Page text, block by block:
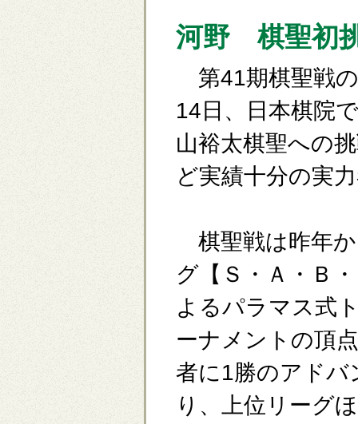
河野 棋聖初
第41期棋聖戦
14日、日本棋院
山裕太棋聖への
ど実績十分の実
棋聖戦は昨年
グ【Ｓ・Ａ・Ｂ
よるパラマス式
ーナメントの頂
者に1勝のアドバ
り、上位リーグ